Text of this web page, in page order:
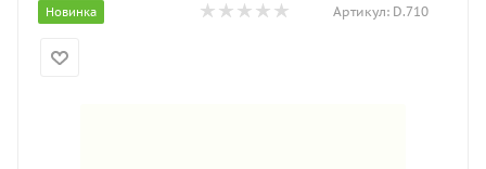
Новинка Артикул: D.710